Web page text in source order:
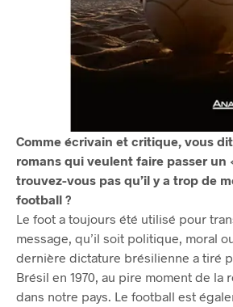
Comme écrivain et critique, vous
romans qui veulent faire passer un
trouvez-vous pas qu’il y a trop de
football ?
Le foot a toujours été utilisé pour
message, qu’il soit politique, moral
dernière dictature brésilienne a tiré
Brésil en 1970, au pire moment de
dans notre pays. Le football est